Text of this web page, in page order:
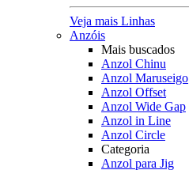
Veja mais Linhas
Anzóis
Mais buscados
Anzol Chinu
Anzol Maruseigo
Anzol Offset
Anzol Wide Gap
Anzol in Line
Anzol Circle
Categoria
Anzol para Jig